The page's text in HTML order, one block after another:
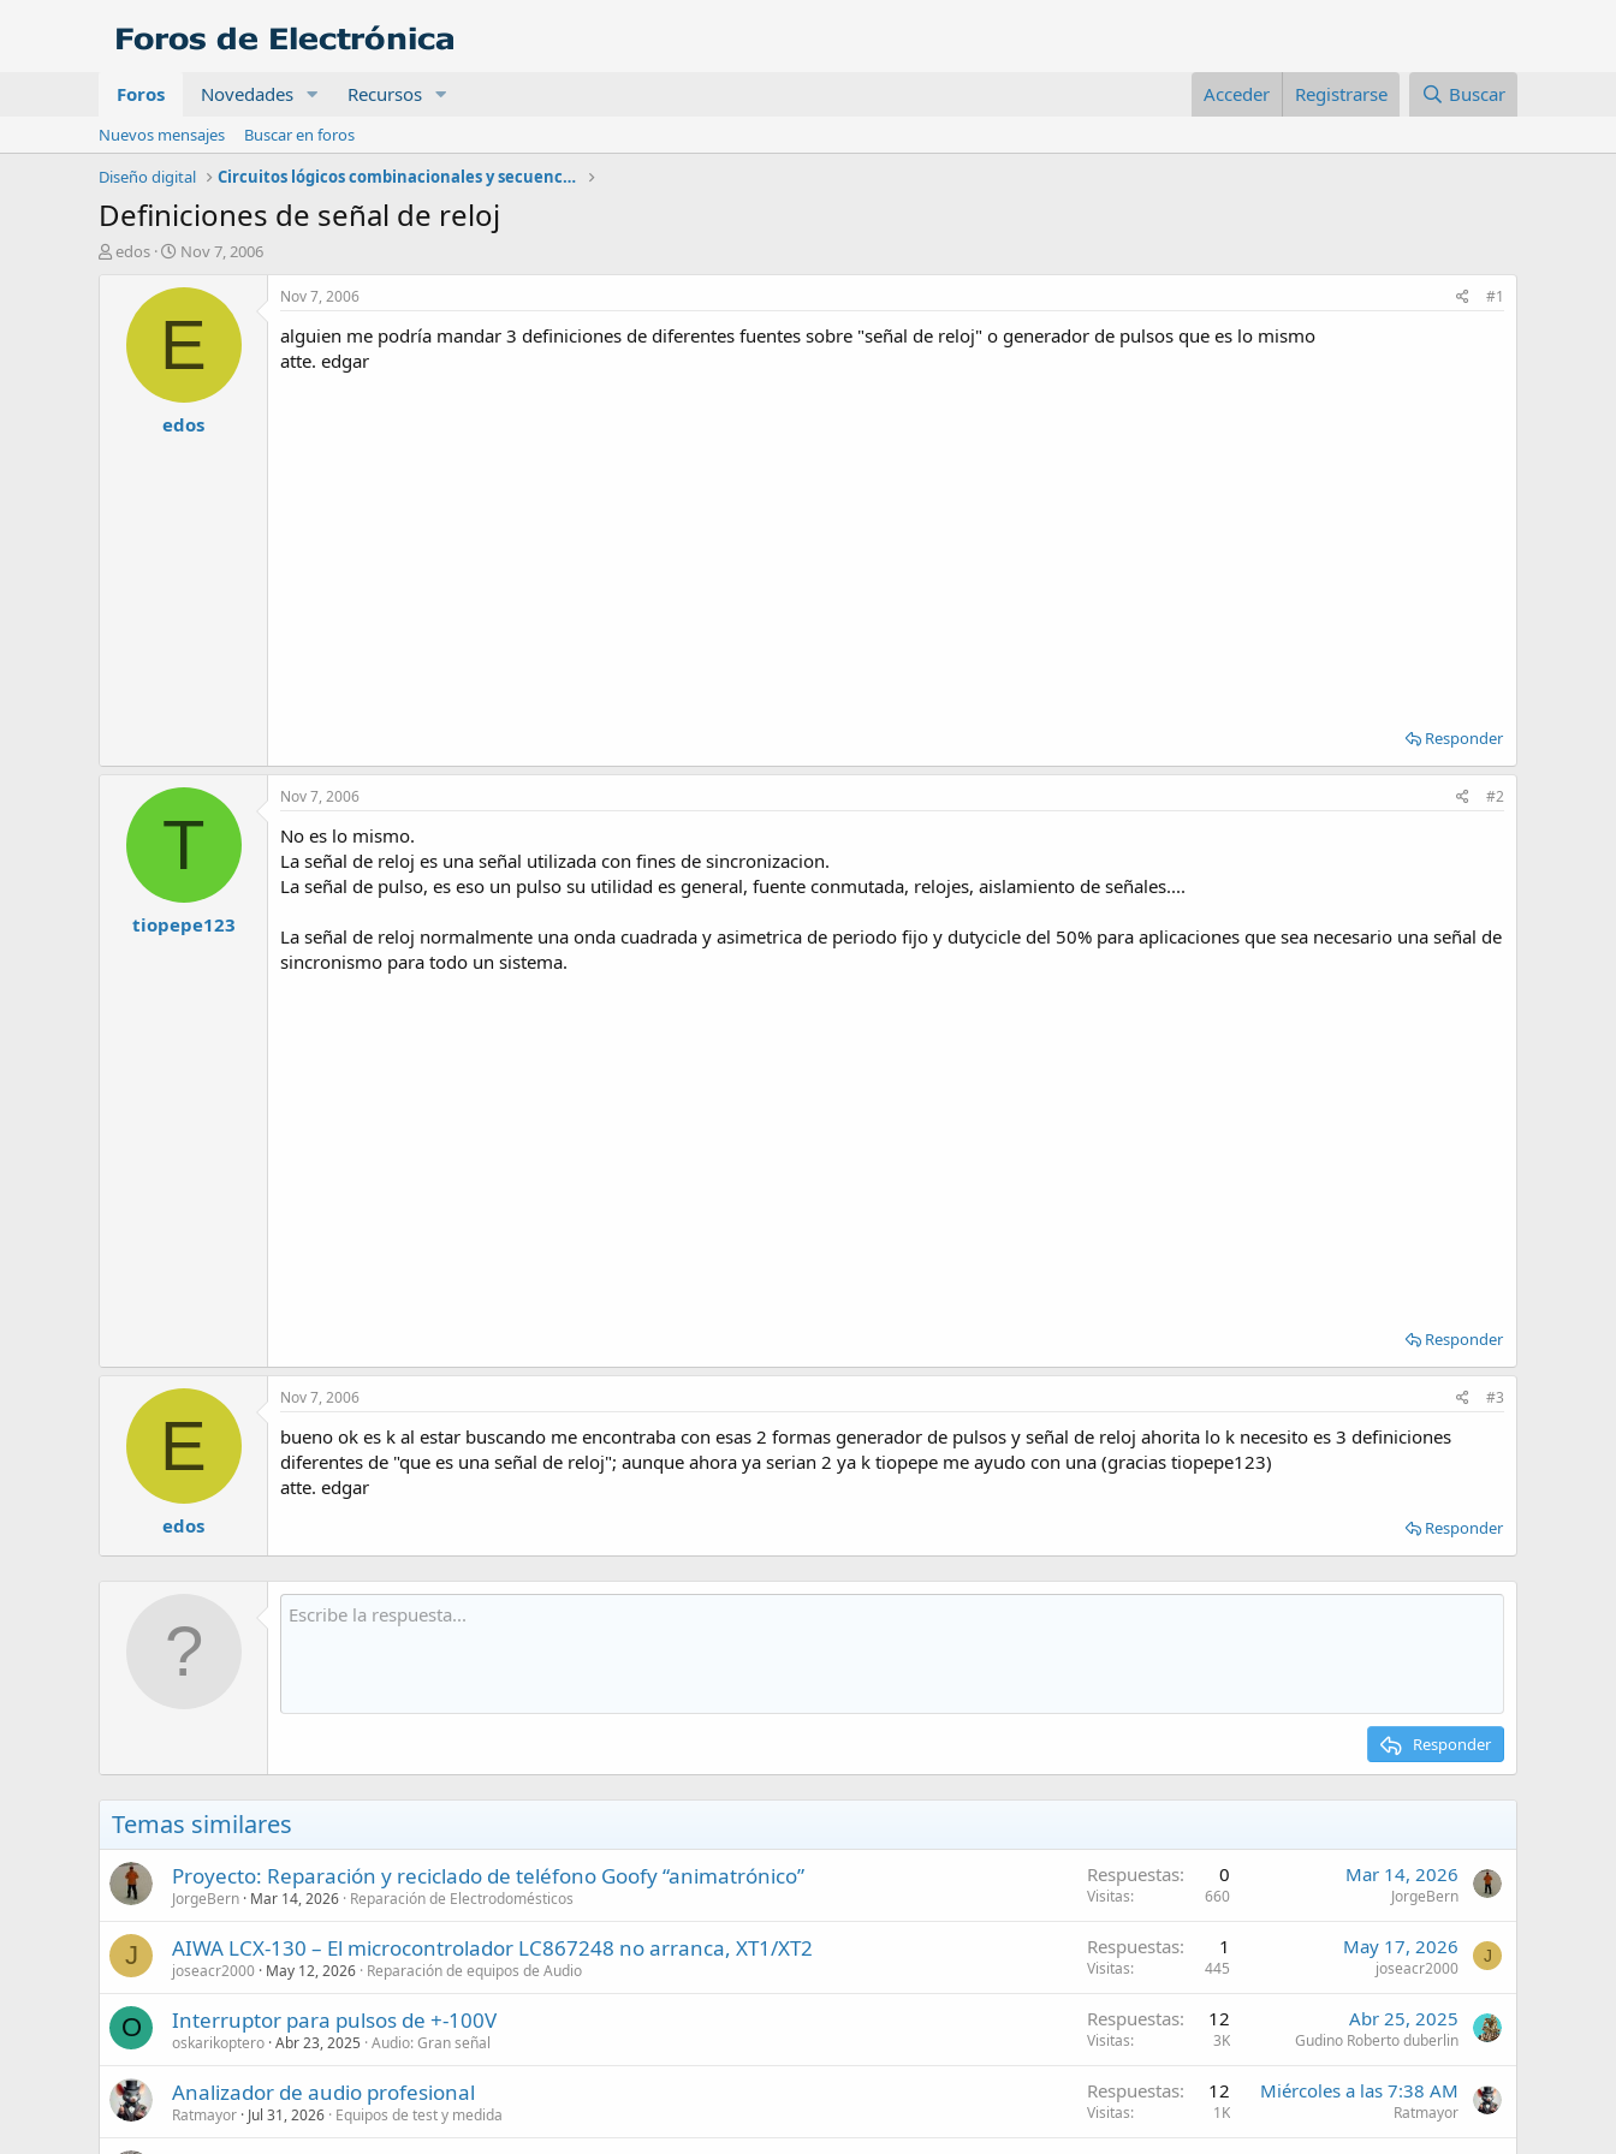
Foros Novedades Recursos Acceder Registrarse Buscar
Nuevos mensajes
Buscar en foros
Diseño digital
Circuitos lógicos combinacionales y secuenciales
Definiciones de señal de reloj
A
edos
F
c
a
d
i
n
Nov 7, 2006
E
edos
Nov 7, 2006 #1
alguien me podría mandar 3 definiciones de diferentes fuentes sobre "señal de reloj" o generador de pulsos que es lo mismo
atte. edgar
Responder
T
tiopepe123
Nov 7, 2006 #2
No es lo mismo.
La señal de reloj es una señal utilizada con fines de sincronizacion.
La señal de pulso, es eso un pulso su utilidad es general, fuente conmutada, relojes, aislamiento de señales....
La señal de reloj normalmente una onda cuadrada y asimetrica de periodo fijo y dutycicle del 50% para aplicaciones que sea necesario una señal de
sincronismo para todo un sistema.
Responder
E
edos
Nov 7, 2006 #3
bueno ok es k al estar buscando me encontraba con esas 2 formas generador de pulsos y señal de reloj ahorita lo k necesito es 3 definiciones
diferentes de "que es una señal de reloj"; aunque ahora ya serian 2 ya k tiopepe me ayudo con una (gracias tiopepe123)
atte. edgar
Responder
Responder
Temas similares
Proyecto: Reparación y reciclado de teléfono Goofy “animatrónico”
JorgeBern Mar 14, 2026 Reparación de Electrodomésticos
Respuestas 0
Visitas 660
Mar 14, 2026
JorgeBern
J AIWA LCX-130 – El microcontrolador LC867248 no arranca, XT1/XT2
joseacr2000 May 12, 2026 Reparación de equipos de Audio
Respuestas 1
Visitas 445
May 17, 2026
joseacr2000
J
O Interruptor para pulsos de +-100V
oskarikoptero Abr 23, 2025 Audio: Gran señal
Respuestas 12
Visitas 3K
Abr 25, 2025
Gudino Roberto duberlin
Analizador de audio profesional
Ratmayor Jul 31, 2026 Equipos de test y medida
Respuestas 12
Visitas 1K
Miércoles a las 7:38 AM
Ratmayor